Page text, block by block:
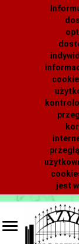
jest w